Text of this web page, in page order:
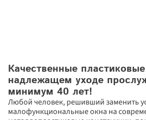
Качественные
надлежащем уходе
минимум 40 лет!
Любой человек, решивший заменить
малофункциональные окна на